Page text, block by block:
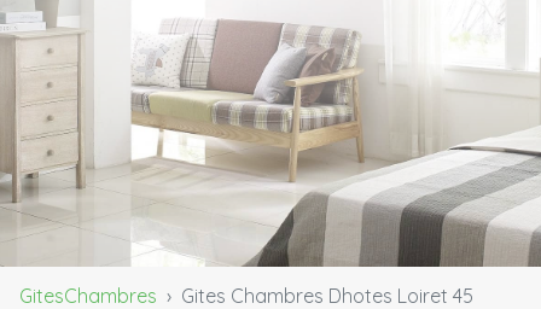
GitesChambres Gites Chambres Dhotes Loiret 45